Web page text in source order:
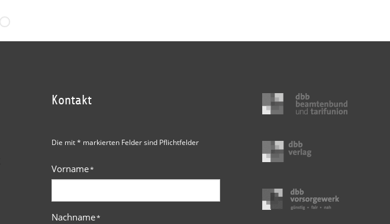
Kontakt
Die mit * markierten Felder sind Pflichtfelder
Vorname*
Nachname*